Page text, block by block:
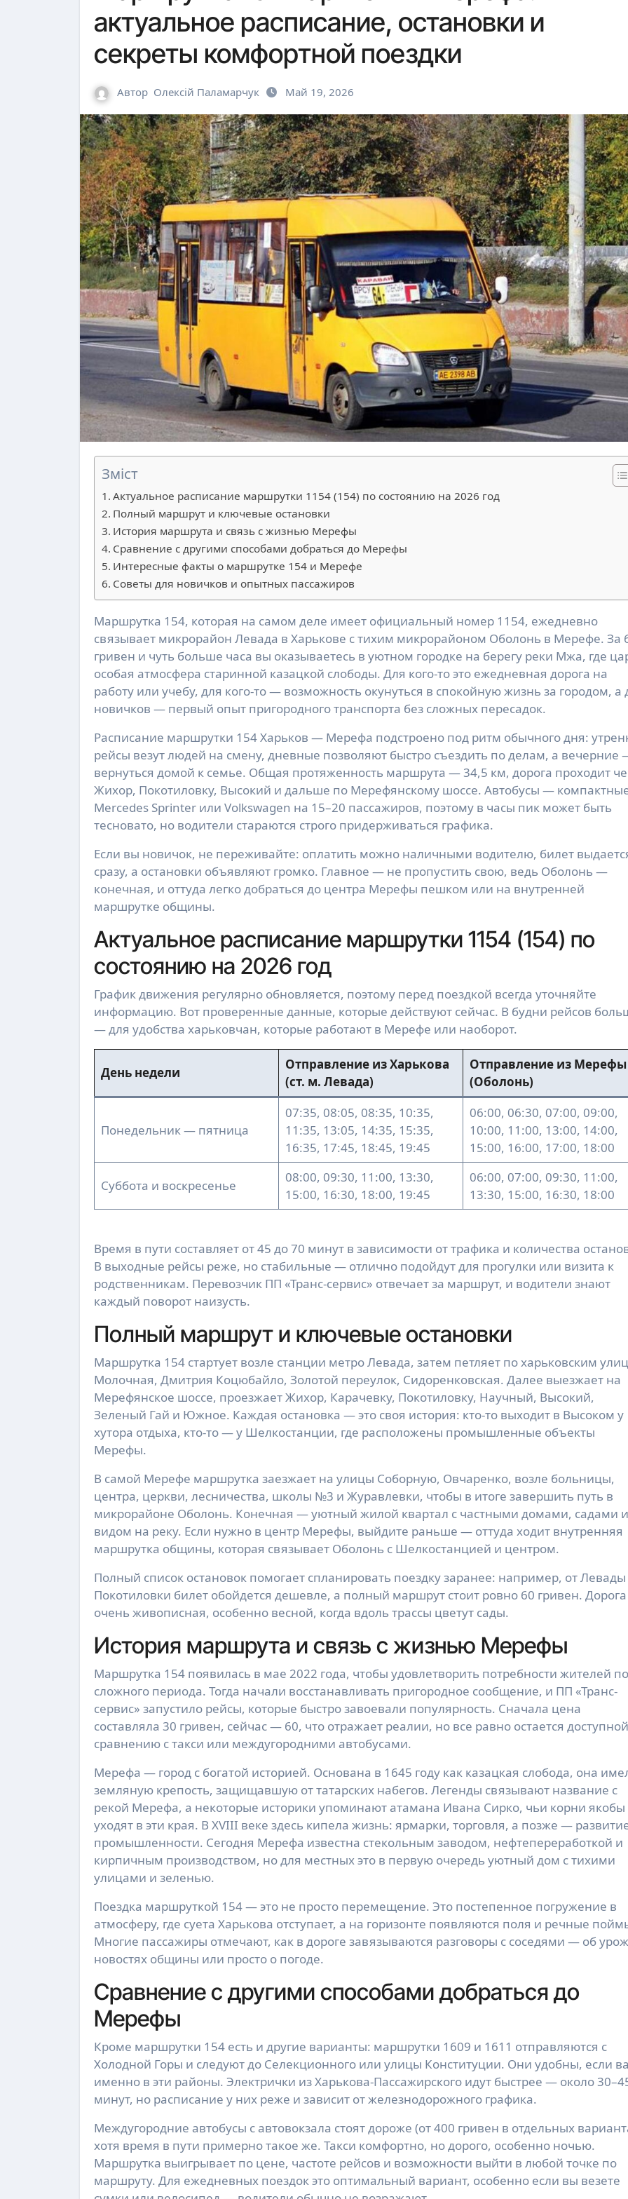
актуальное расписание, остановки и
секреты комфортной поездки
Автор Олексій Паламарчук Май 19, 2026
Зміст
Актуальное расписание маршрутки 1154 (154) по состоянию на 2026 год
Полный маршрут и ключевые остановки
История маршрута и связь с жизнью Мерефы
Сравнение с другими способами добраться до Мерефы
Интересные факты о маршрутке 154 и Мерефе
Советы для новичков и опытных пассажиров
Маршрутка 154, которая на самом деле имеет официальный номер 1154, ежедневно
связывает микрорайон Левада в Харькове с тихим микрорайоном Оболонь в Мерефе. За
гривен и чуть больше часа вы оказываетесь в уютном городке на берегу реки Мжа, где
особая атмосфера старинной казацкой слободы. Для кого-то это ежедневная дорога на
работу или учебу, для кого-то — возможность окунуться в спокойную жизнь за городом, а
новичков — первый опыт пригородного транспорта без сложных пересадок.
Расписание маршрутки 154 Харьков — Мерефа подстроено под ритм обычного дня:
рейсы везут людей на смену, дневные позволяют быстро съездить по делам, а вечерние
вернуться домой к семье. Общая протяженность маршрута — 34,5 км, дорога проходит
Жихор, Покотиловку, Высокий и дальше по Мерефянскому шоссе. Автобусы —
Mercedes Sprinter или Volkswagen на 15–20 пассажиров, поэтому в часы пик может быть
тесновато, но водители стараются строго придерживаться графика.
Если вы новичок, не переживайте: оплатить можно наличными водителю, билет
сразу, а остановки объявляют громко. Главное — не пропустить свою, ведь Оболонь —
конечная, и оттуда легко добраться до центра Мерефы пешком или на внутренней
маршрутке общины.
Актуальное расписание маршрутки 1154 (154) по
состоянию на 2026 год
График движения регулярно обновляется, поэтому перед поездкой всегда уточняйте
информацию. Вот проверенные данные, которые действуют сейчас. В будни рейсов
— для удобства харьковчан, которые работают в Мерефе или наоборот.
День недели
Отправление из Харькова
(ст. м. Левада)
Отправление из Мерефы
(Оболонь)
Понедельник — пятница
07:35, 08:05, 08:35, 10:35,
11:35, 13:05, 14:35, 15:35,
16:35, 17:45, 18:45, 19:45
06:00, 06:30, 07:00, 09:00,
10:00, 11:00, 13:00, 14:00,
15:00, 16:00, 17:00, 18:00
Суббота и воскресенье
08:00, 09:30, 11:00, 13:30,
15:00, 16:30, 18:00, 19:45
06:00, 07:00, 09:30, 11:00,
13:30, 15:00, 16:30, 18:00
Время в пути составляет от 45 до 70 минут в зависимости от трафика и количества
В выходные рейсы реже, но стабильные — отлично подойдут для прогулки или визита к
родственникам. Перевозчик ПП «Транс-сервис» отвечает за маршрут, и водители знают
каждый поворот наизусть.
Полный маршрут и ключевые остановки
Маршрутка 154 стартует возле станции метро Левада, затем петляет по харьковским
Молочная, Дмитрия Коцюбайло, Золотой переулок, Сидоренковская. Далее выезжает на
Мерефянское шоссе, проезжает Жихор, Карачевку, Покотиловку, Научный, Высокий,
Зеленый Гай и Южное. Каждая остановка — это своя история: кто-то выходит в Высоком у
хутора отдыха, кто-то — у Шелкостанции, где расположены промышленные объекты
Мерефы.
В самой Мерефе маршрутка заезжает на улицы Соборную, Овчаренко, возле больницы,
центра, церкви, лесничества, школы №3 и Журавлевки, чтобы в итоге завершить путь в
микрорайоне Оболонь. Конечная — уютный жилой квартал с частными домами, садами и
видом на реку. Если нужно в центр Мерефы, выйдите раньше — оттуда ходит внутренняя
маршрутка общины, которая связывает Оболонь с Шелкостанцией и центром.
Полный список остановок помогает спланировать поездку заранее: например, от
Покотиловки билет обойдется дешевле, а полный маршрут стоит ровно 60 гривен. Дорога
очень живописная, особенно весной, когда вдоль трассы цветут сады.
История маршрута и связь с жизнью Мерефы
Маршрутка 154 появилась в мае 2022 года, чтобы удовлетворить потребности жителей
сложного периода. Тогда начали восстанавливать пригородное сообщение, и ПП «Транс-
сервис» запустило рейсы, которые быстро завоевали популярность. Сначала цена
составляла 30 гривен, сейчас — 60, что отражает реалии, но все равно остается
сравнению с такси или междугородними автобусами.
Мерефа — город с богатой историей. Основана в 1645 году как казацкая слобода, она
земляную крепость, защищавшую от татарских набегов. Легенды связывают название с
рекой Мерефа, а некоторые историки упоминают атамана Ивана Сирко, чьи корни якобы
уходят в эти края. В XVIII веке здесь кипела жизнь: ярмарки, торговля, а позже —
промышленности. Сегодня Мерефа известна стекольным заводом, нефтепереработкой и
кирпичным производством, но для местных это в первую очередь уютный дом с тихими
улицами и зеленью.
Поездка маршруткой 154 — это не просто перемещение. Это постепенное погружение в
атмосферу, где суета Харькова отступает, а на горизонте появляются поля и речные
Многие пассажиры отмечают, как в дороге завязываются разговоры с соседями — об
новостях общины или просто о погоде.
Сравнение с другими способами добраться до
Мерефы
Кроме маршрутки 154 есть и другие варианты: маршрутки 1609 и 1611 отправляются с
Холодной Горы и следуют до Селекционного или улицы Конституции. Они удобны, если
именно в эти районы. Электрички из Харькова-Пассажирского идут быстрее — около
минут, но расписание у них реже и зависит от железнодорожного графика.
Междугородние автобусы с автовокзала стоят дороже (от 400 гривен в отдельных
хотя время в пути примерно такое же. Такси комфортно, но дорого, особенно ночью.
Маршрутка выигрывает по цене, частоте рейсов и возможности выйти в любой точке по
маршруту. Для ежедневных поездок это оптимальный вариант, особенно если вы везете